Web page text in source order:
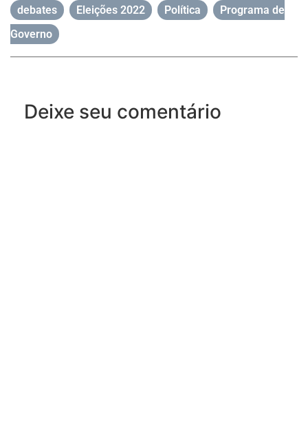
debates Eleições 2022 Política
Programa de
Governo
Deixe seu comentário